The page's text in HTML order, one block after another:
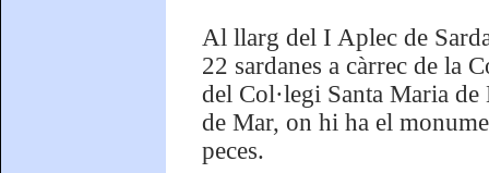
Al llarg del I Aplec de
22 sardanes a càrrec de la
del Col·legi Santa Maria de
de Mar, on hi ha el
peces.